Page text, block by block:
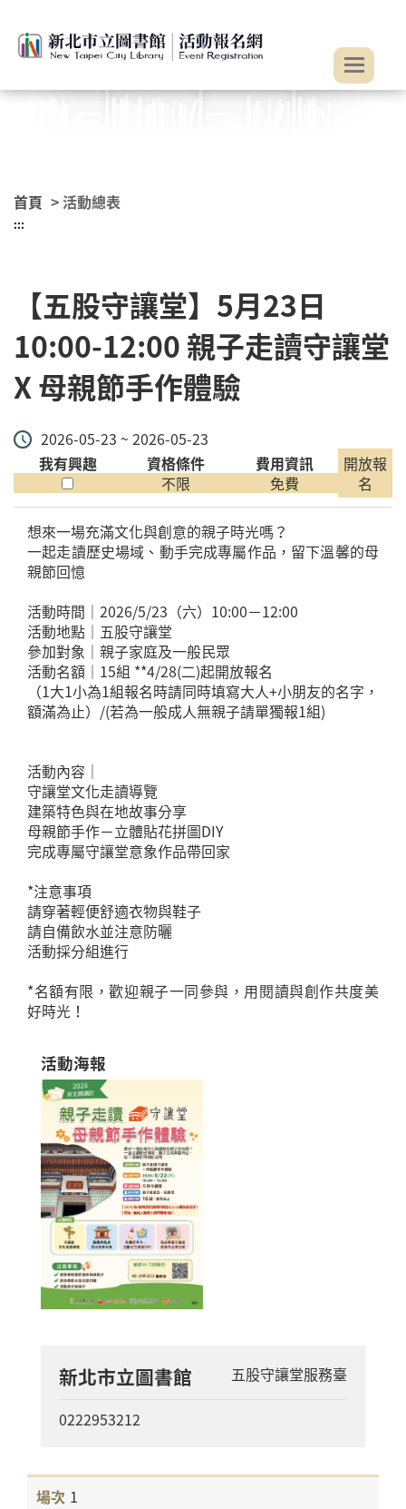
首頁 > 活動總表
:::
【五股守讓堂】5月23日
10:00-12:00 親子走讀守讓堂
X 母親節手作體驗
2026-05-23 ~ 2026-05-23
我有興趣
資格條件
不限
費用資訊
免費
開放報
名
想來一場充滿文化與創意的親子時光嗎？
一起走讀歷史場域、動手完成專屬作品，留下溫馨的母
親節回憶
活動時間｜2026/5/23（六）10:00－12:00
活動地點｜五股守讓堂
參加對象｜親子家庭及一般民眾
活動名額｜15組 **4/28(二)起開放報名
（1大1小為1組報名時請同時填寫大人+小朋友的名字，
額滿為止）/(若為一般成人無親子請單獨報1組)
活動內容｜
守讓堂文化走讀導覽
建築特色與在地故事分享
母親節手作－立體貼花拼圖DIY
完成專屬守讓堂意象作品帶回家
*注意事項
請穿著輕便舒適衣物與鞋子
請自備飲水並注意防曬
活動採分組進行
*名額有限，歡迎親子一同參與，用閱讀與創作共度美
好時光！
活動海報
新北市立圖書館 五股守讓堂服務臺
0222953212
1